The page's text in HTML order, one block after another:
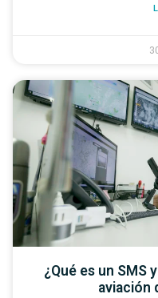
¿Qué es un SMS
aviación